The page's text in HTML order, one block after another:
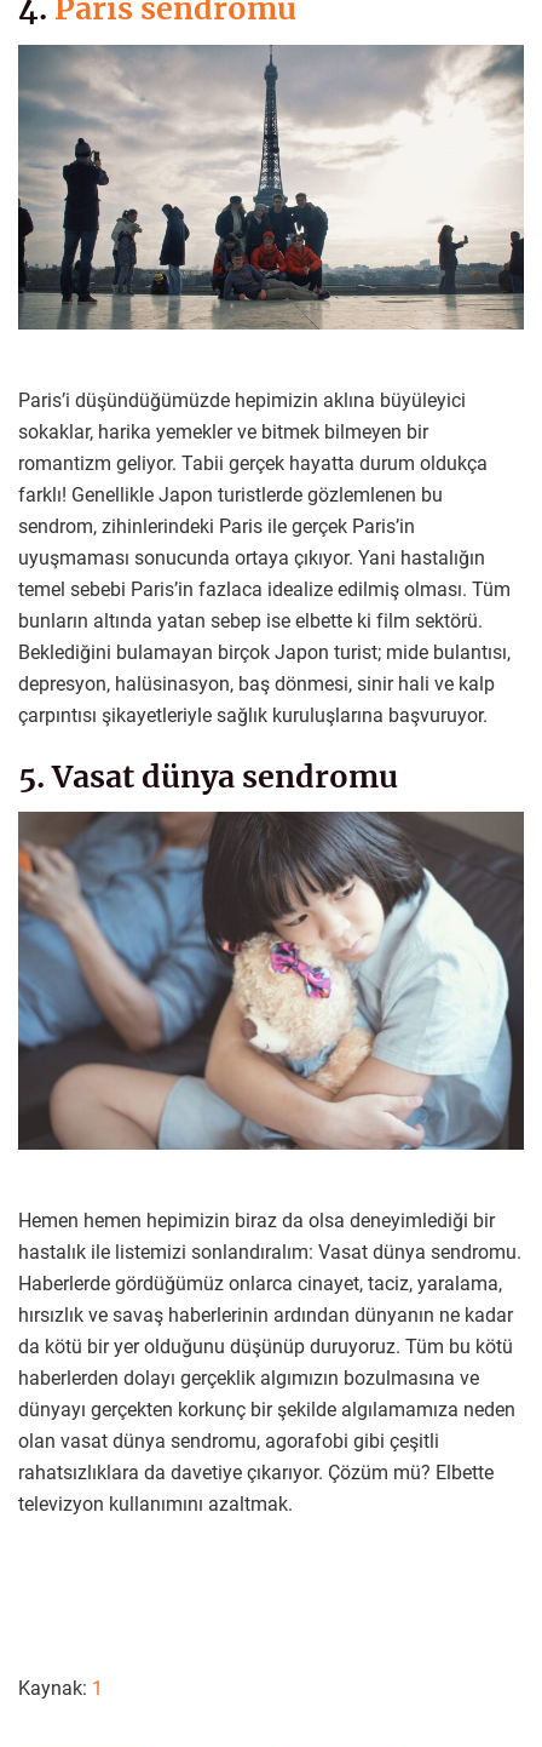
4. Paris sendromu
Paris’i düşündüğümüzde hepimizin aklına büyüleyici
sokaklar, harika yemekler ve bitmek bilmeyen bir
romantizm geliyor. Tabii gerçek hayatta durum oldukça
farklı! Genellikle Japon turistlerde gözlemlenen bu
sendrom, zihinlerindeki Paris ile gerçek Paris’in
uyuşmaması sonucunda ortaya çıkıyor. Yani hastalığın
temel sebebi Paris’in fazlaca idealize edilmiş olması. Tüm
bunların altında yatan sebep ise elbette ki film sektörü.
Beklediğini bulamayan birçok Japon turist; mide bulantısı,
depresyon, halüsinasyon, baş dönmesi, sinir hali ve kalp
çarpıntısı şikayetleriyle sağlık kuruluşlarına başvuruyor.
5. Vasat dünya sendromu
Hemen hemen hepimizin biraz da olsa deneyimlediği bir
hastalık ile listemizi sonlandıralım: Vasat dünya sendromu.
Haberlerde gördüğümüz onlarca cinayet, taciz, yaralama,
hırsızlık ve savaş haberlerinin ardından dünyanın ne kadar
da kötü bir yer olduğunu düşünüp duruyoruz. Tüm bu kötü
haberlerden dolayı gerçeklik algımızın bozulmasına ve
dünyayı gerçekten korkunç bir şekilde algılamamıza neden
olan vasat dünya sendromu, agorafobi gibi çeşitli
rahatsızlıklara da davetiye çıkarıyor. Çözüm mü? Elbette
televizyon kullanımını azaltmak.
Kaynak: 1